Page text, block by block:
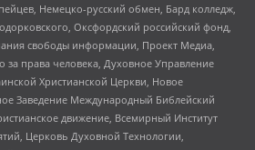
Немецко-русский обмен, Бард колледж,
Оксфордский российский фонд,
свободы информации, Проект Медиа,
за права человека, Духовное Управление
Христианской Церкви, Новое
Заведение Международный Библейский
движение, Всемирный Институт
Церковь Духовной Технологии,